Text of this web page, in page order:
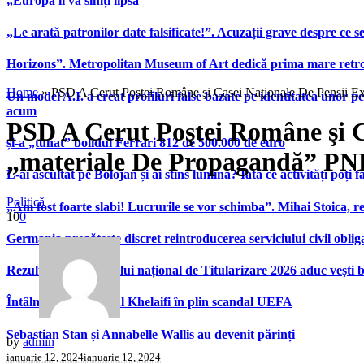
„Le arată patronilor date falsificate!”. Acuzații grave despre ce
Horizons”. Metropolitan Museum of Art dedică prima mare
Un model A.I. a creat profiluri false bazate pe identitatea unor
acum
și-a „tunat” bolidul Ferrari 812 de 500.000 de euro
L-ai ascultat pe Bolojan și ai stins lumina? Iată ce activități poți
„Am fost foarte slabi! Lucrurile se vor schimba”. Mihai Stoica,
Germania pregătește discret reintroducerea serviciului civil
Rezultatele examenului național de Titularizare 2026 aduc vești
Întâlnire Ceferin – Al Khelaifi în plin scandal UEFA
Sebastian Stan și Annabelle Wallis au devenit părinți
Home»PSD A Cerut Poştei Române şi Casei Naţionale De Pensii
PSD A Cerut Poştei Române
„materiale De Propagandă”
Politică
100
byadmin
ianuarie 12, 2024ianuarie 12, 2024